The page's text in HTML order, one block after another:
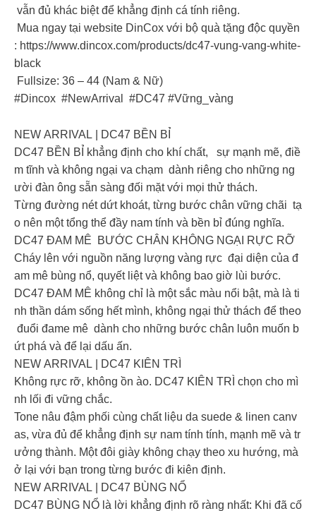
vẫn đủ khác biệt để khẳng định cá tính riêng.
Mua ngay tại website DinCox với bộ quà tặng độc quyền
: https://www.dincox.com/products/dc47-vung-vang-white-
black
Fullsize: 36 – 44 (Nam & Nữ)
#Dincox #NewArrival #DC47 #Vững_vàng
NEW ARRIVAL | DC47 BỀN BỈ
DC47 BỀN BỈ khẳng định cho khí chất, sự mạnh mẽ, điề
m tĩnh và không ngại va chạm dành riêng cho những ng
ười đàn ông sẵn sàng đối mặt với mọi thử thách.
Từng đường nét dứt khoát, từng bước chân vững chãi tạ
o nên một tổng thể đầy nam tính và bền bỉ đúng nghĩa.
DC47 ĐAM MÊ BƯỚC CHÂN KHÔNG NGẠI RỰC RỠ
Cháy lên với nguồn năng lượng vàng rực đại diện của đ
am mê bùng nổ, quyết liệt và không bao giờ lùi bước.
DC47 ĐAM MÊ không chỉ là một sắc màu nổi bật, mà là ti
nh thần dám sống hết mình, không ngại thử thách để theo
đuổi đame mê dành cho những bước chân luôn muốn b
ứt phá và để lại dấu ấn.
NEW ARRIVAL | DC47 KIÊN TRÌ
Không rực rỡ, không ồn ào. DC47 KIÊN TRÌ chọn cho mì
nh lối đi vững chắc.
Tone nâu đậm phối cùng chất liệu da suede & linen canv
as, vừa đủ để khẳng định sự nam tính tính, mạnh mẽ và tr
ưởng thành. Một đôi giày không chạy theo xu hướng, mà
ở lại với bạn trong từng bước đi kiên định.
NEW ARRIVAL | DC47 BÙNG NỔ
DC47 BÙNG NỔ là lời khẳng định rõ ràng nhất: Khi đã cố